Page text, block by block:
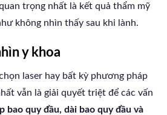
trọng nhất là kết quả thẩm mỹ
không nhìn thấy sau khi lành.
y khoa
laser hay bất kỳ phương pháp
vẫn là giải quyết triệt để các vấn
bao quy đầu, dài bao quy đầu và